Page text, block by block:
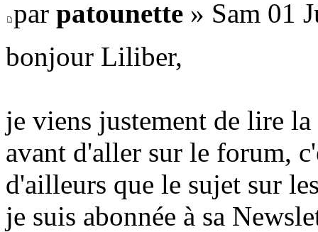
par patounette » Sam 01
bonjour Liliber,
je viens justement de lire
avant d'aller sur le forum,
d'ailleurs que le sujet sur
je suis abonnée à sa